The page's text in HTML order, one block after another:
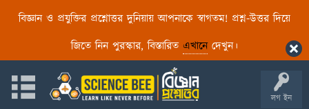
বিজ্ঞান ও প্রযুক্তির প্রশ্নোত্তর দুনিয়ায় আপনাকে স্বাগতম! প্রশ্ন-উত্তর দিয়ে
জিতে নিন পুরস্কার, বিস্তারিত এখানেদেখুন।
লগ ইন